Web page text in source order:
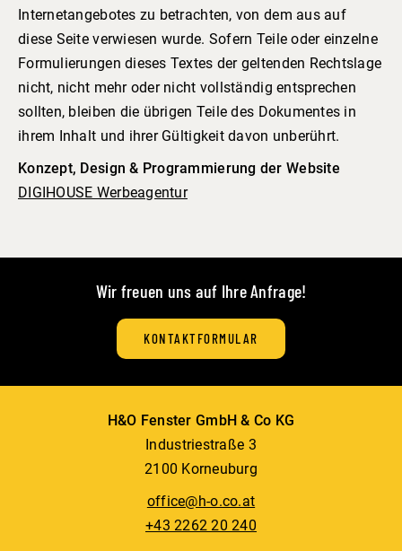
Internetangebotes zu betrachten, von dem aus auf
diese Seite verwiesen wurde. Sofern Teile oder einzelne
Formulierungen dieses Textes der geltenden Rechtslage
nicht, nicht mehr oder nicht vollständig entsprechen
sollten, bleiben die übrigen Teile des Dokumentes in
ihrem Inhalt und ihrer Gültigkeit davon unberührt.
Konzept, Design & Programmierung der Website
DIGIHOUSE Werbeagentur
H&O Fenster GmbH & Co KG
Industriestraße 3
2100 Korneuburg
office@h-o.co.at
+43 2262 20 240
Wir freuen uns auf Ihre Anfrage!
KONTAKTFORMULAR